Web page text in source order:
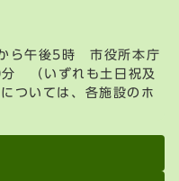
ら午後5時 市役所本庁
（いずれも土日祝及
ついては、各施設のホ